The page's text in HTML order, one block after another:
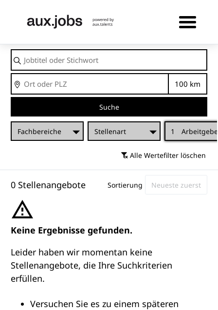
Jobtitel
oder
Stichwort
Ort
Suche
Fachbereiche Stellenart 1
Alle Wertefilter löschen
0 Stellenangebote Sortierung
Keine Ergebnisse gefunden.
Leider haben wir momentan keine
Stellenangebote, die Ihre Suchkriterien
erfüllen.
Versuchen Sie es zu einem späteren